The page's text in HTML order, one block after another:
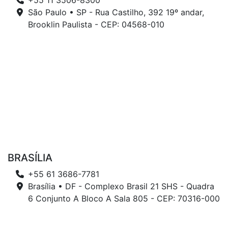
São Paulo • SP - Rua Castilho, 392 19º andar,
Brooklin Paulista - CEP: 04568-010
BRASÍLIA
+55 61 3686-7781
Brasília • DF - Complexo Brasil 21 SHS - Quadra
6 Conjunto A Bloco A Sala 805 - CEP: 70316-000